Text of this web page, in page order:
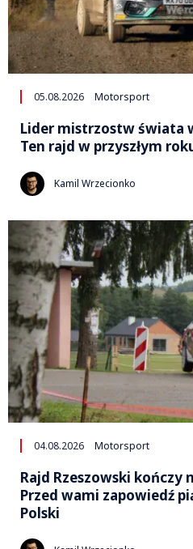
05.08.2026 Motorsport
Lider mistrzostw świata
Ten rajd w przyszłym
Kamil Wrzecionko
04.08.2026 Motorsport
Rajd Rzeszowski kończy
Przed wami zapowiedź
Polski